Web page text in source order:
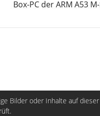
Box-PC der ARM A53
Bilder oder Inhalte auf